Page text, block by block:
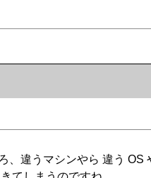
、違うマシンやら 違う OS